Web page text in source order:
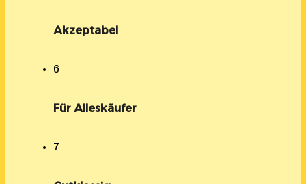
Akzeptabel
6
Für Alleskäufer
7